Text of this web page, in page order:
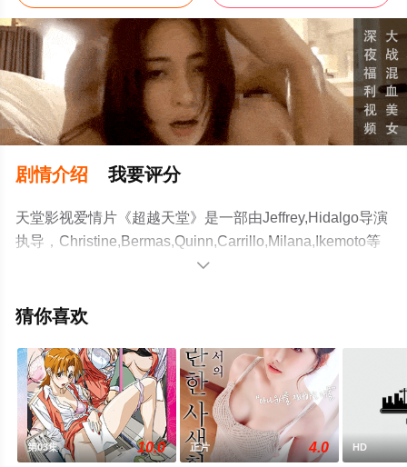
剧情介绍 我要评分
天堂影视爱情片《超越天堂》是一部由Jeffrey,Hidalgo导演
执导，Christine,Bermas,Quinn,Carrillo,Milana,Ikemoto等
明星演员精彩演绎的菲律宾电影，手机免费观看高清无删
至豆瓣电影、电视猫或剧情网等平台了解。

猜你喜欢
第03集 10.0 正片 4.0 HD